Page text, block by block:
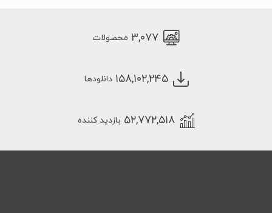
۳,۰۷۷ محصولات
۱۵۸,۱۰۲,۲۴۵ دانلودها
۵۲,۷۷۲,۵۱۸ بازدید کننده